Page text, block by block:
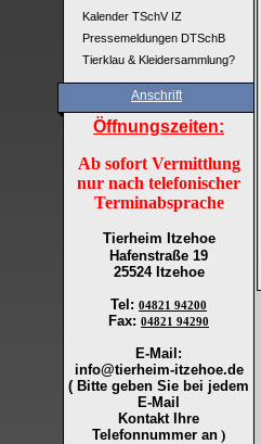
Kalender TSchV IZ
Pressemeldungen DTSchB
Tierklau & Kleidersammlung?
Anschrift
Öffnungszeiten:
Ab sofort Vermittlung
nur nach telefonischer
Terminabsprache
Tierheim Itzehoe
Hafenstraße 19
25524 Itzehoe
Tel : 04821 94200
Fax: 04821 94290
E-Mail:
info@tierheim-itzehoe.de
( Bitte geben Sie bei jedem
E-Mail
Kontakt Ihre
Telefonnummer an )